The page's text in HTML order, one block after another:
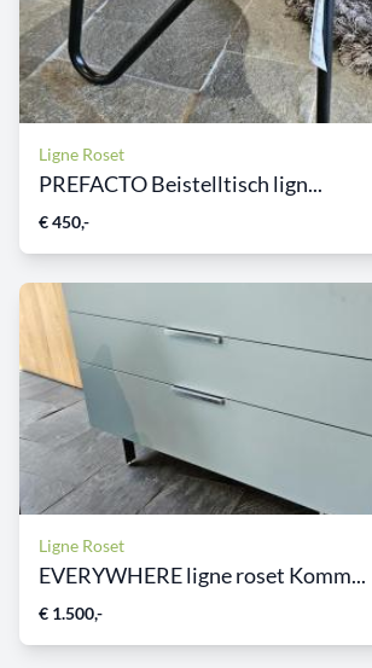
Ligne Roset
PREFACTO Beistelltisch lign...
€ 450,-
Ligne Roset
EVERYWHERE ligne roset Komm...
€ 1.500,-